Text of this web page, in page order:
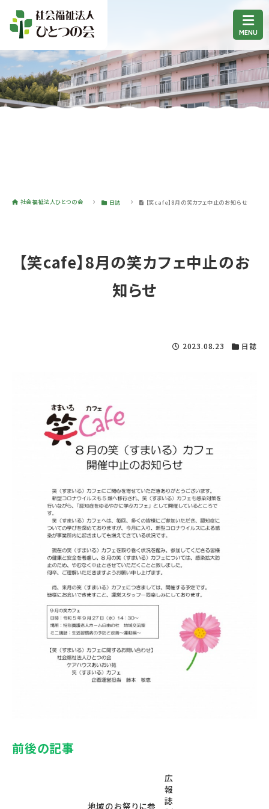
社会福祉法人ひとつの会 日誌 【笑cafe】8月の笑カフェ中止のお知らせ
【笑cafe】8月の笑カフェ中止のお
知らせ
2023.08.23 日誌
前後の記事
地域のお祭りに参
広
報
誌